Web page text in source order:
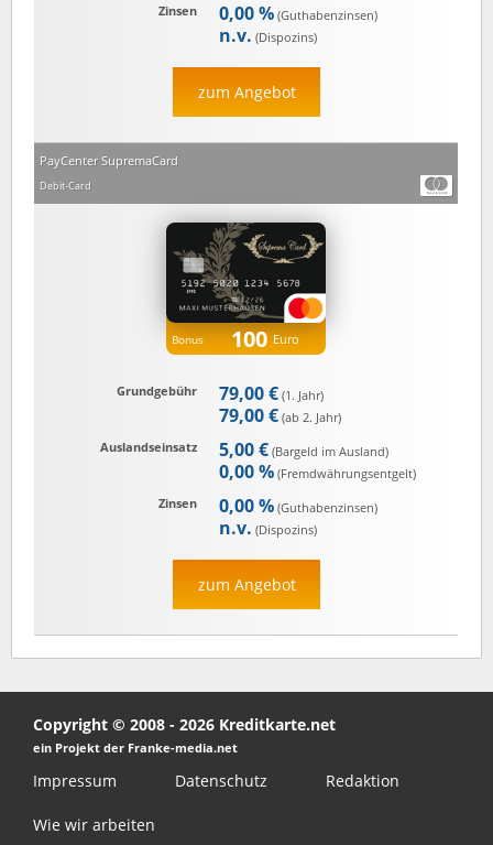
Zinsen
0,00 % (Guthaben­zinsen)
n.v. (Dispozins)
zum Angebot
PayCenter SupremaCard
Debit-Card
Bonus 100 Euro
Grundgebühr 79,00 € (1. Jahr)
79,00 € (ab 2. Jahr)
Auslandseinsatz
5,00 € (Bargeld im Ausland)
0,00 % (Fremd­währungs­entgelt)
Zinsen
0,00 % (Guthaben­zinsen)
n.v. (Dispozins)
zum Angebot
Copyright © 2008 - 2026 Kreditkarte.net
ein Projekt der Franke-media.net
Impressum Datenschutz Redaktion
Wie wir arbeiten